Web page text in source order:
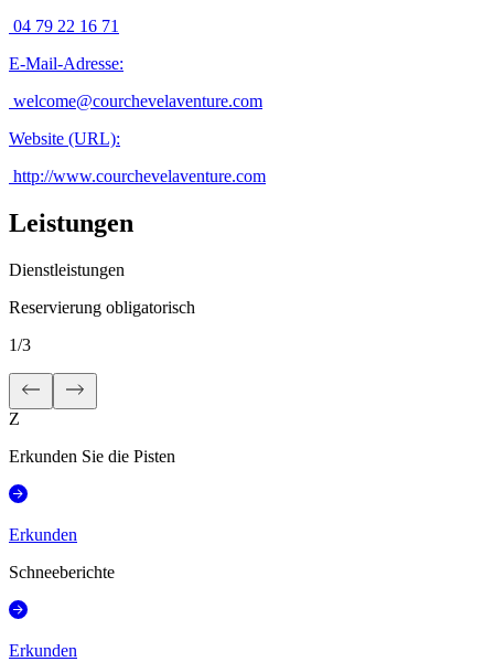
04 79 22 16 71
E-Mail-Adresse:
welcome@courchevelaventure.com
Website (URL):
http://www.courchevelaventure.com
Leistungen
Dienstleistungen
Reservierung obligatorisch
1/3
Z
Erkunden Sie die Pisten
Erkunden
Schneeberichte
Erkunden